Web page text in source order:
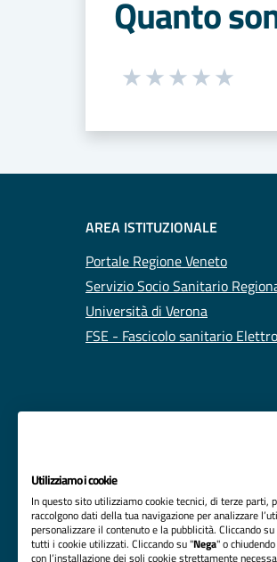
Quanto
Seleziona una
AREA ISTITUZIONALE
Portale Regione Veneto
Servizio Socio Sanitario
Università di Verona
FSE - Fascicolo sanitario
Utilizziamo i cookie
In questo sito utilizziamo cookie tecnici, di terze parti,
raccolgono dati della tua navigazione per analizzare
personalizzare il contenuto e la pubblicità. Cliccando su
tutti i cookie utilizzati. Cliccando su "Nega" o
con l’installazione dei soli cookie strettamente